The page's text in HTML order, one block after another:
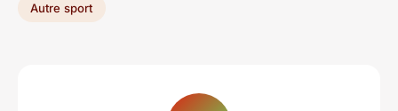
Autre sport